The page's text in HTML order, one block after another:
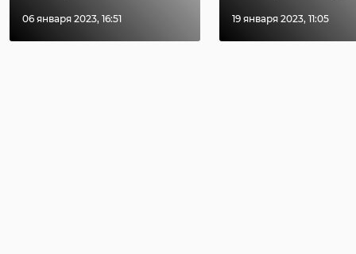
06 января 2023, 16:51 19 января 2023, 11:05